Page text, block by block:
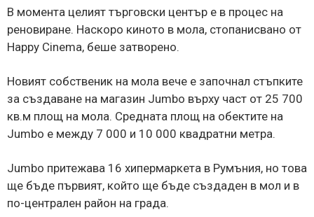
В момента целият търговски център е в процес на
реновиране. Наскоро киното в мола, стопанисвано от
Happy Cinema, беше затворено.
Новият собственик на мола вече е започнал стъпките
за създаване на магазин Jumbo върху част от 25 700
кв.м площ на мола. Средната площ на обектите на
Jumbo е между 7 000 и 10 000 квадратни метра.
Jumbo притежава 16 хипермаркета в Румъния, но това
ще бъде първият, който ще бъде създаден в мол и в
по-централен район на града.